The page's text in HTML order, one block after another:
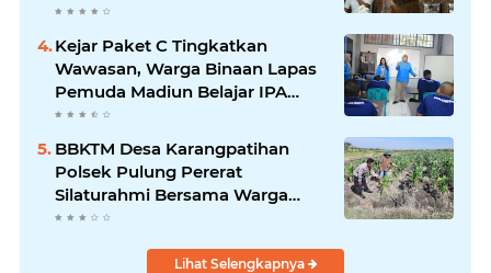
Kejar Paket C Tingkatkan
Wawasan, Warga Binaan Lapas
Pemuda Madiun Belajar IPA
Bersama Mahasiswa UNIPMA
BBKTM Desa Karangpatihan
Polsek Pulung Pererat
Silaturahmi Bersama Warga
Wujudkan Kamtibmas yang
Lihat Selengkapnya